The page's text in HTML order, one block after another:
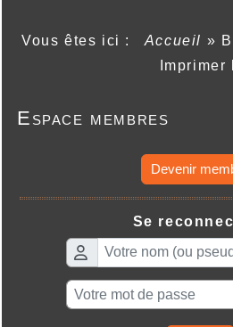
Vous êtes ici : Accueil »
Espace membres
Devenir
Se